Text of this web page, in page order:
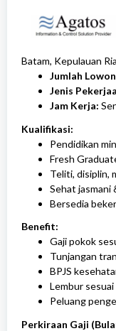
Batam, Kepulauan
Jumlah
Jenis
Jam Kerja:
Kualifikasi:
Pendidikan
Fresh
Teliti, disiplin,
Sehat jasmani
Bersedia
Benefit:
Gaji pokok
Tunjangan
BPJS
Lembur
Peluang
Perkiraan Gaji